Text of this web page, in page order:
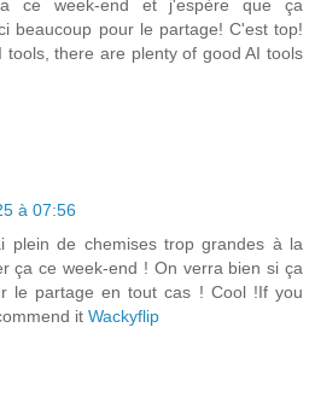
ce week-end et j'espère que ça
beaucoup pour le partage! C'est top!
tools, there are plenty of good AI tools
à 07:56
plein de chemises trop grandes à la
ça ce week-end ! On verra bien si ça
le partage en tout cas ! Cool !If you
it Wackyflip